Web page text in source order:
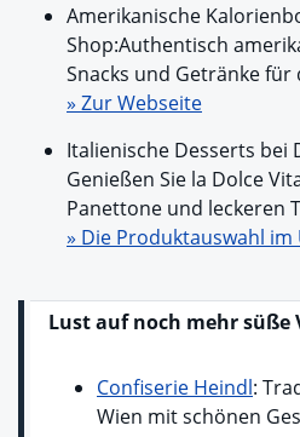
Amerikanische
Shop:Authentisch
Snacks und Getränke
» Zur Webseite
Italienische Desserts bei
Genießen Sie la Dolce
Panettone und leckeren
» Die Produktauswahl im
Lust auf noch mehr süße
Confiserie Heindl:
Wien mit schönen